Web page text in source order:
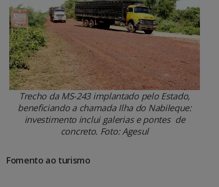
Trecho da MS-243 implantado pelo Estado,
beneficiando a chamada Ilha do Nabileque:
investimento inclui galerias e pontes de
concreto. Foto: Agesul
Fomento ao turismo